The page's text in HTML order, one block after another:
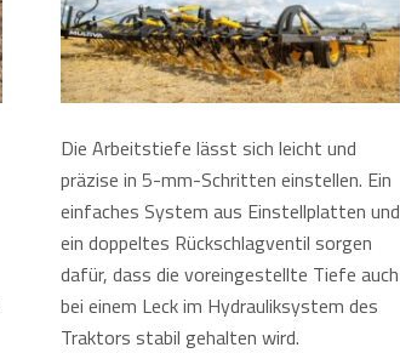
Die Arbeitstiefe lässt sich leicht und
präzise in 5-mm-Schritten einstellen. Ein
einfaches System aus Einstellplatten und
ein doppeltes Rückschlagventil sorgen
dafür, dass die voreingestellte Tiefe auch
bei einem Leck im Hydrauliksystem des
Traktors stabil gehalten wird.